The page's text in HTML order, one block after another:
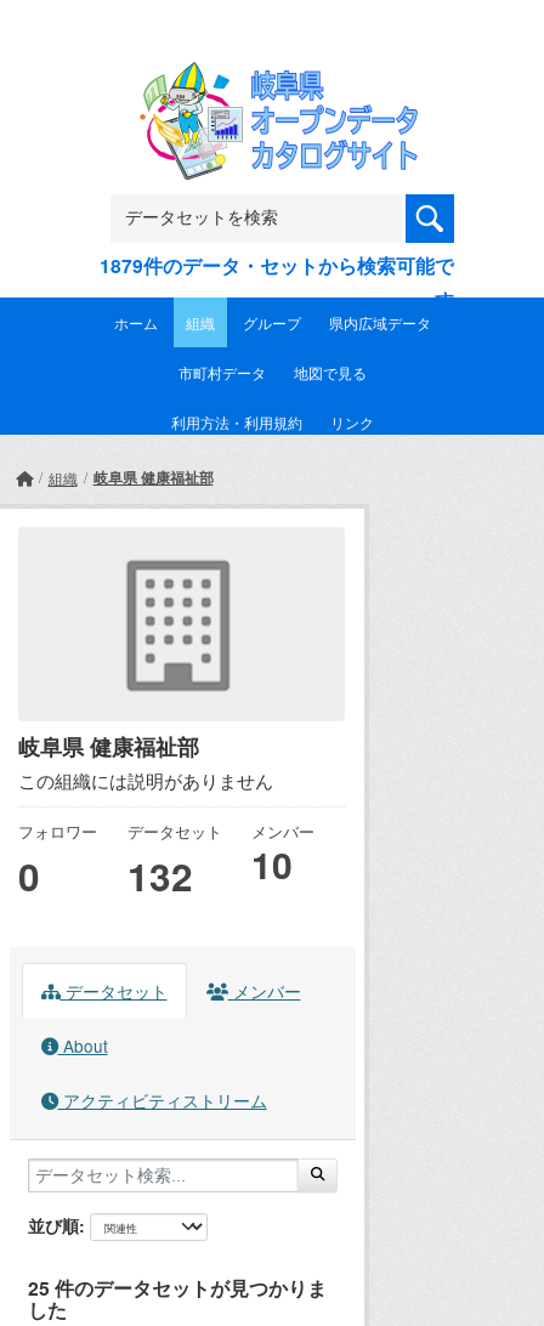
1879件のデータ・セットから検索可能で
す
ホーム 組織 グループ 県内広域データ
市町村データ 地図で見る
利用方法・利用規約 リンク
組織 岐阜県 健康福祉部
岐阜県 健康福祉部
この組織には説明がありません
フォロワー
0
データセット
132
メンバー
10
データセット メンバー
About
アクティビティストリーム
並び順
25 件のデータセットが見つかりま
した